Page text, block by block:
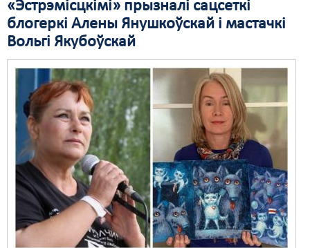
«Эстрэмісцкімі» прызналі сацсеткі
блогеркі Алены Янушкоўскай і мастачкі
Вольгі Якубоўскай
Распальваньне варожасьці
Рознае
Свабода слова
Свабода сумленьня
Суд
Сьмяротнае пакараньне
Экалёгія
Правы працоўных
Сацыяльныя правы